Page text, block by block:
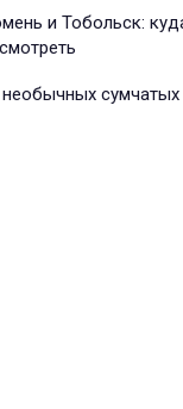
и Тобольск:
необычных